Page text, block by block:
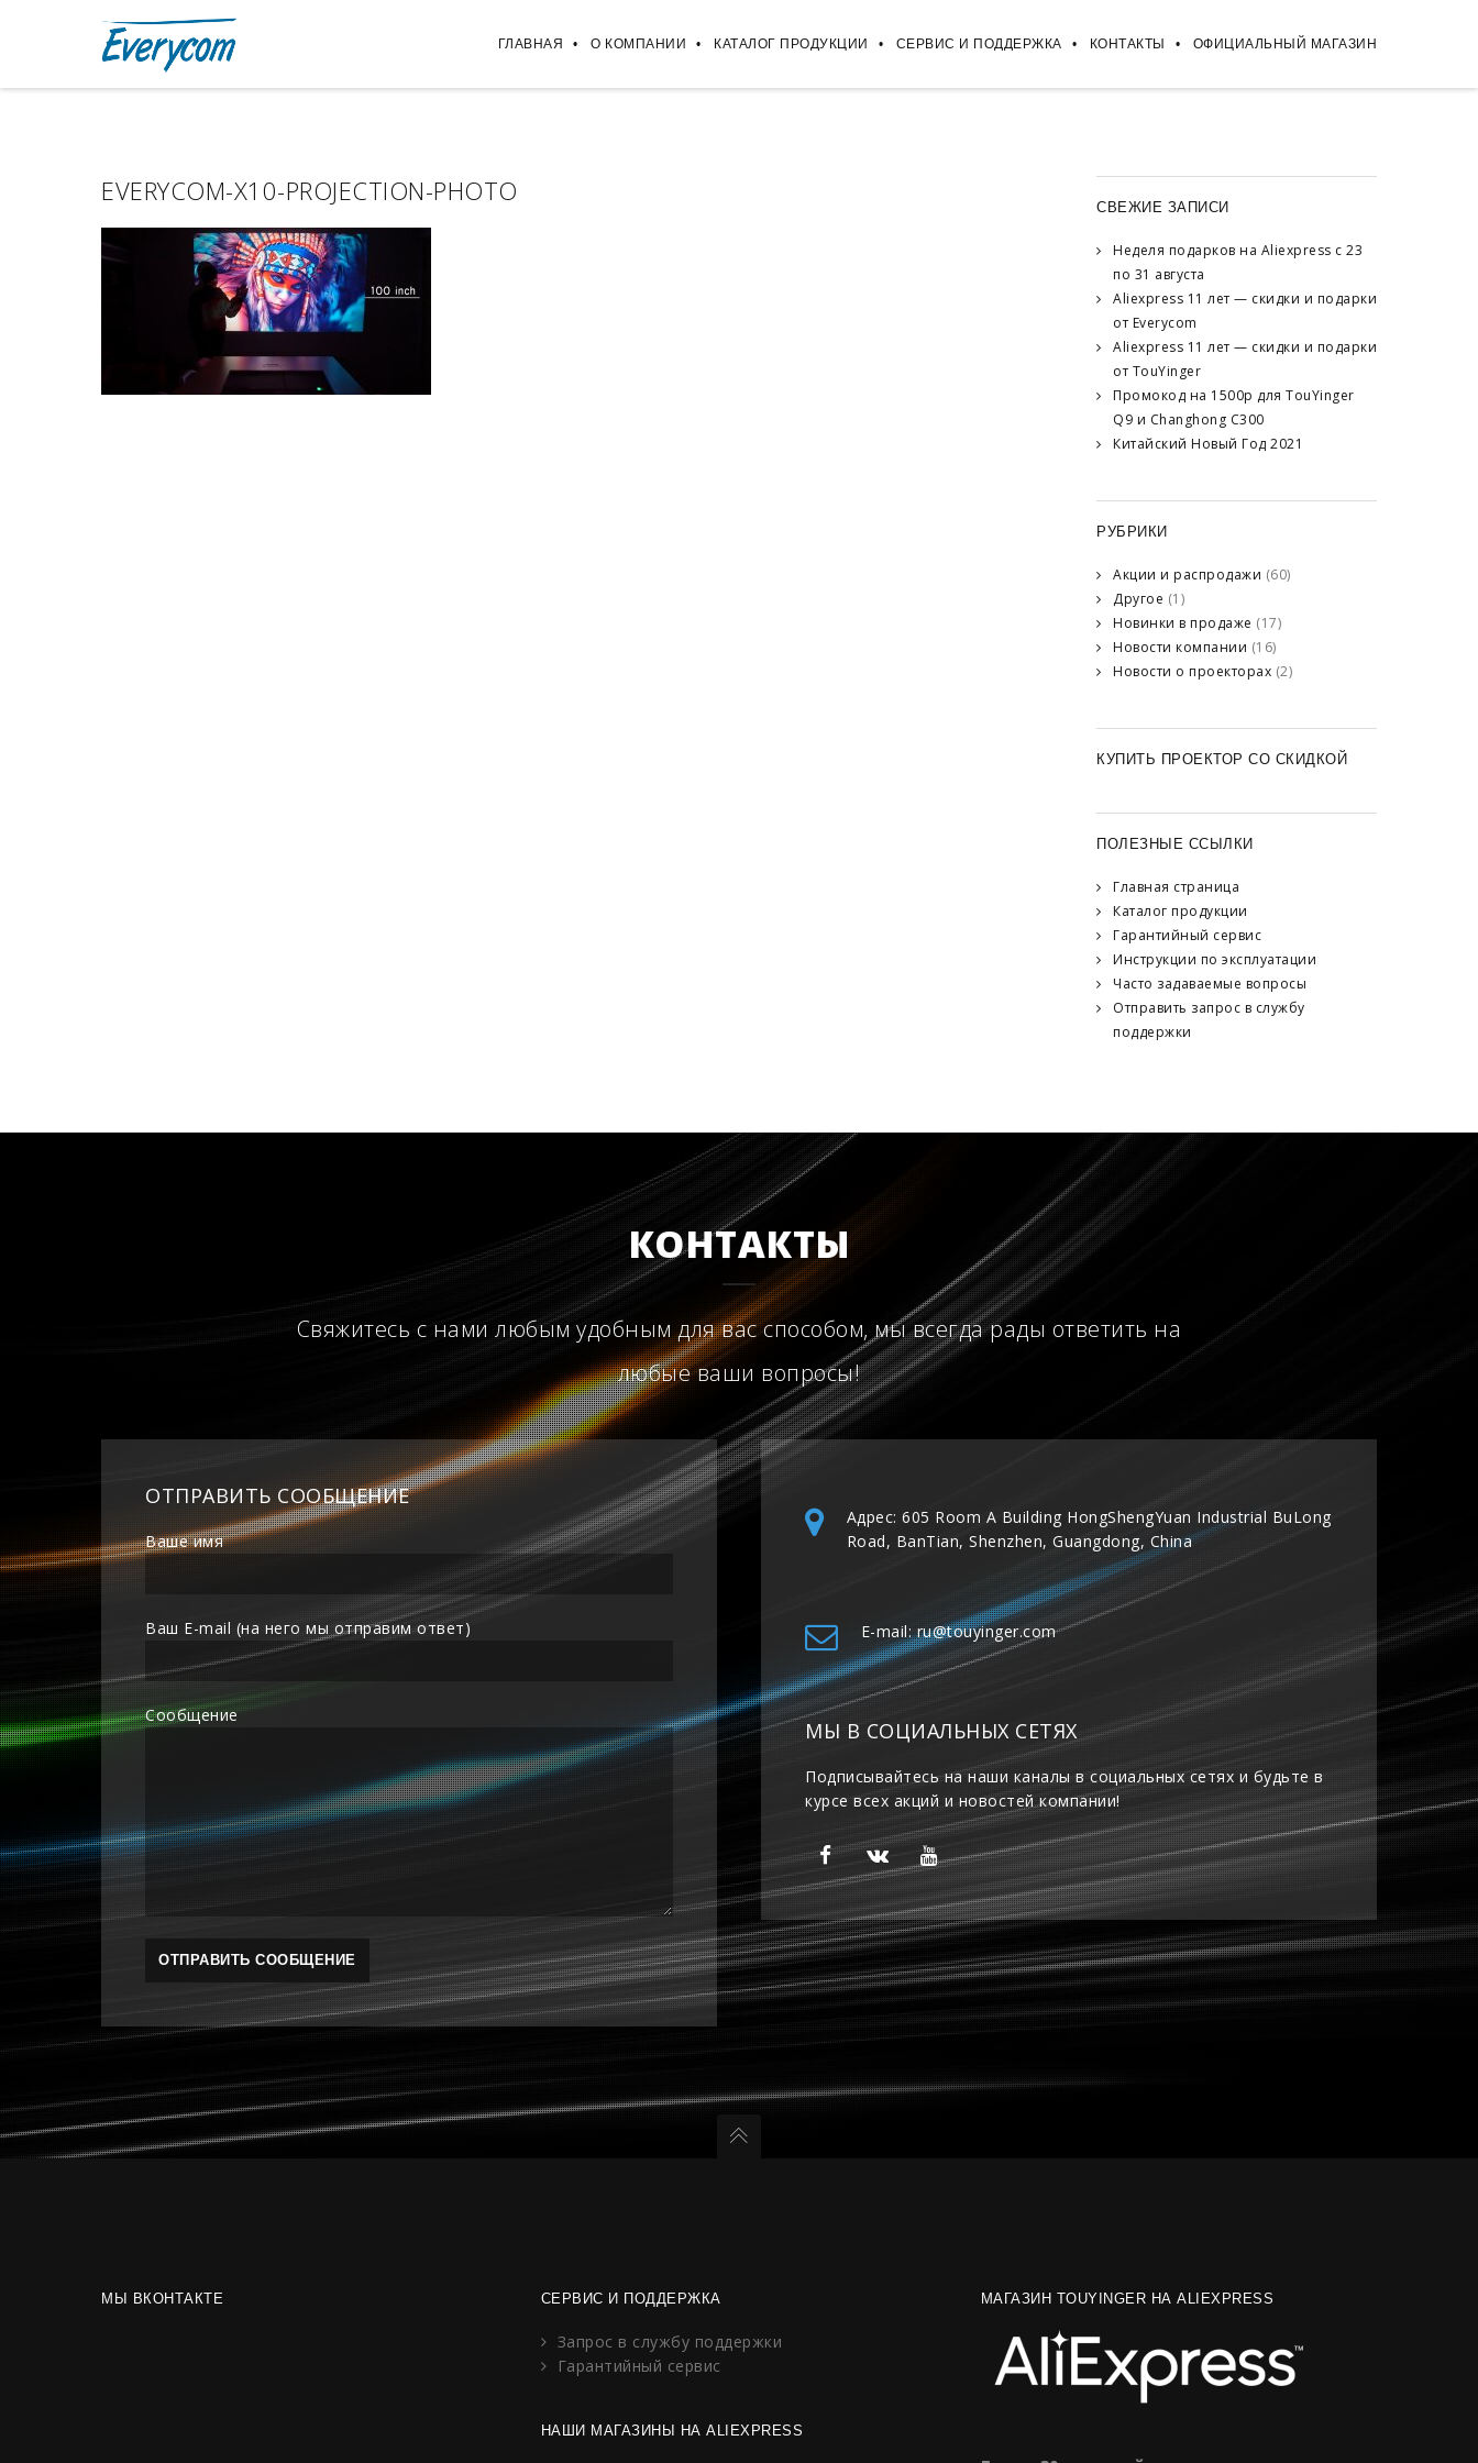
ГЛАВНАЯ О КОМПАНИИ КАТАЛОГ ПРОДУКЦИИ СЕРВИС И ПОДДЕРЖКА КОНТАКТЫ ОФИЦИАЛЬНЫЙ МАГАЗИН
EVERYCOM-X10-PROJECTION-PHOTO
СВЕЖИЕ ЗАПИСИ
Неделя подарков на Aliexpress с 23
по 31 августа
Aliexpress 11 лет — скидки и подарки
от Everycom
Aliexpress 11 лет — скидки и подарки
от TouYinger
Промокод на 1500р для TouYinger
Q9 и Changhong C300
Китайский Новый Год 2021
РУБРИКИ
Акции и распродажи (60)
Другое (1)
Новинки в продаже (17)
Новости компании (16)
Новости о проекторах (2)
КУПИТЬ ПРОЕКТОР СО СКИДКОЙ
ПОЛЕЗНЫЕ ССЫЛКИ
Главная страница
Каталог продукции
Гарантийный сервис
Инструкции по эксплуатации
Часто задаваемые вопросы
Отправить запрос в службу
поддержки
КОНТАКТЫ
Свяжитесь с нами любым удобным для вас способом, мы всегда рады ответить на
любые ваши вопросы!
ОТПРАВИТЬ СООБЩЕНИЕ
Ваше имя
Ваш E-mail (на него мы отправим ответ)
Сообщение
Адрес: 605 Room A Building HongShengYuan Industrial BuLong
Road, BanTian, Shenzhen, Guangdong, China
E-mail: ru@touyinger.com
МЫ В СОЦИАЛЬНЫХ СЕТЯХ
Подписывайтесь на наши каналы в социальных сетях и будьте в
курсе всех акций и новостей компании!
МЫ ВКОНТАКТЕ СЕРВИС И ПОДДЕРЖКА
Запрос в службу поддержки
Гарантийный сервис
НАШИ МАГАЗИНЫ НА ALIEXPRESS
МАГАЗИН TOUYINGER НА ALIEXPRESS